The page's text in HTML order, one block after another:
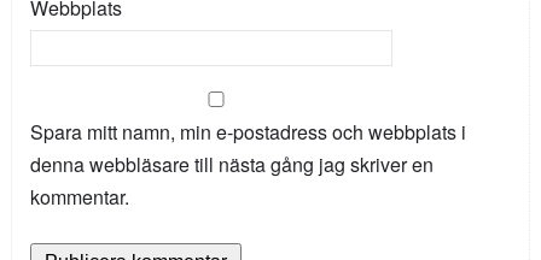
Webbplats
Spara mitt namn, min e-postadress och webbplats i
denna webbläsare till nästa gång jag skriver en
kommentar.